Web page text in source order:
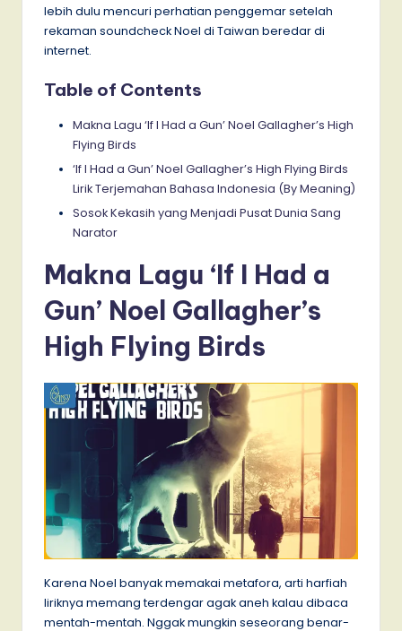
lebih dulu mencuri perhatian penggemar setelah
rekaman soundcheck Noel di Taiwan beredar di
internet.
Table of Contents
Makna Lagu ‘If I Had a Gun’ Noel Gallagher’s High
Flying Birds
‘If I Had a Gun’ Noel Gallagher’s High Flying Birds
Lirik Terjemahan Bahasa Indonesia (By Meaning)
Sosok Kekasih yang Menjadi Pusat Dunia Sang
Narator
Makna Lagu ‘If I Had a
Gun’ Noel Gallagher’s
High Flying Birds
Karena Noel banyak memakai metafora, arti harfiah
liriknya memang terdengar agak aneh kalau dibaca
mentah-mentah. Nggak mungkin seseorang benar-